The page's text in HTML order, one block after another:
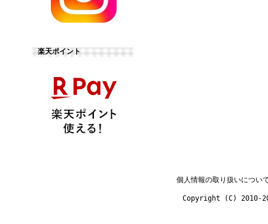
楽天ポイント
個人情報の取り扱いについ
Copyright (C) 2010-